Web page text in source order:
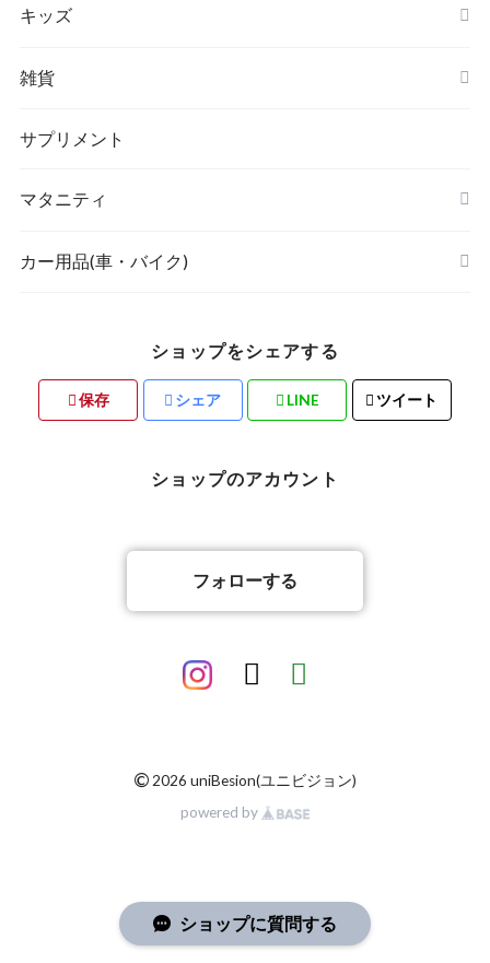
リュック
クラッチバッグ
キッズ
アウター(女の子)
ボディケア・スキンケア
雑貨
POETIC
キッチングッズ
素材・ハンドメイド
サプリメント
マタニティ
トップス
カー用品(車・バイク)
ショップをシェアする
保存 シェア LINE ツイート
ショップのアカウント
フォローする
© 2026 uniBesion(ユニビジョン)
powered by
ショップに質問する